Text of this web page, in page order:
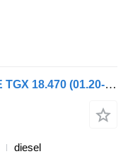
Bosch BOSCH, KNORR-BREMSE TGX 18.470 (01.20-) K097324 sensor voor MAN TGL, TGM, TGS, TGX (2020-) trekker
diesel